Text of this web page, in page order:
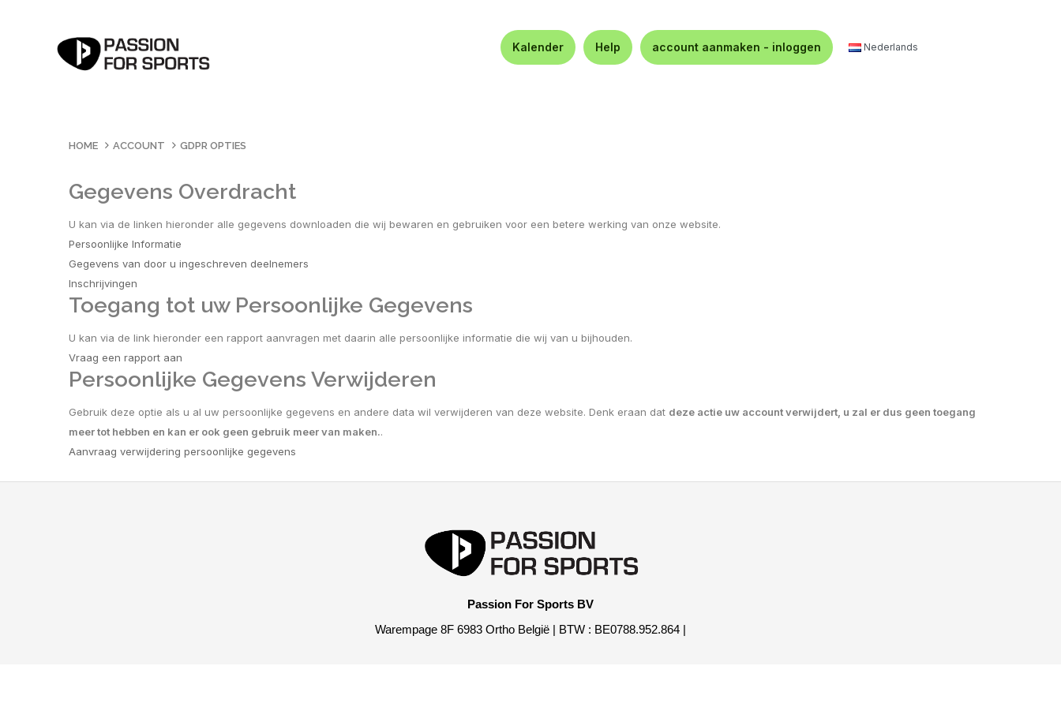
Kalender Help account aanmaken - inloggen Nederlands
HOME ACCOUNT GDPR OPTIES
Gegevens Overdracht
U kan via de linken hieronder alle gegevens downloaden die wij bewaren en gebruiken voor een betere werking van onze website.
Persoonlijke Informatie
Gegevens van door u ingeschreven deelnemers
Inschrijvingen
Toegang tot uw Persoonlijke Gegevens
U kan via de link hieronder een rapport aanvragen met daarin alle persoonlijke informatie die wij van u bijhouden.
Vraag een rapport aan
Persoonlijke Gegevens Verwijderen
Gebruik deze optie als u al uw persoonlijke gegevens en andere data wil verwijderen van deze website. Denk eraan dat deze actie uw account verwijdert, u zal er dus geen toegang
meer tot hebben en kan er ook geen gebruik meer van maken..
Aanvraag verwijdering persoonlijke gegevens
Passion For Sports BV
Warempage 8F 6983 Ortho België | BTW : BE0788.952.864 |